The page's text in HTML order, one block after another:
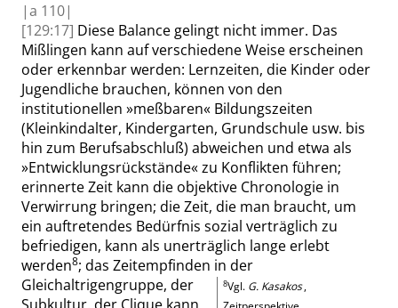
|a 110|
[129:17] Diese Balance gelingt nicht immer. Das
Mißlingen kann auf verschiedene Weise erscheinen
oder erkennbar werden: Lernzeiten, die Kinder oder
Jugendliche brauchen, können von den
institutionellen »meßbaren« Bildungszeiten
(Kleinkindalter, Kindergarten, Grundschule usw. bis
hin zum Berufsabschluß) abweichen und etwa als
»Entwicklungsrückstände«zu Konflikten führen;
erinnerte Zeit kann die objektive Chronologie in
Verwirrung bringen; die Zeit, die man braucht, um
ein auftretendes Bedürfnis sozial verträglich zu
befriedigen, kann als unerträglich lange erlebt
werden8
8Vgl. G. Kasakos,
; das Zeitempfinden in der
Gleichaltrigengruppe, der